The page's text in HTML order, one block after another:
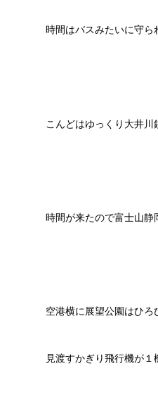
時間はバスみたいに守
こんどはゆっくり大井川
時間が来たので富士山静
空港横に展望公園はひろ
見渡すかぎり飛行機が